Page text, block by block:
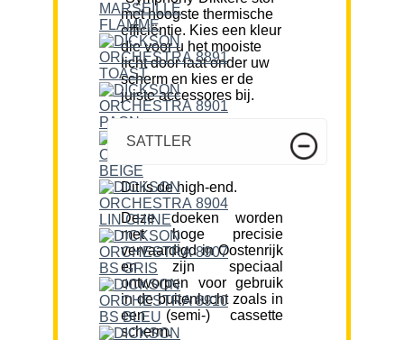
met hoogste thermische
efficiëntie. Kies een kleur
die voor u het mooiste
licht door laat onder uw
scherm en kies er de
juiste accessores bij.
SATTLER
Dit is de high-end.
Deze doeken worden
met hoge precisie
vervaardigd in Oostenrijk
en zijn speciaal
ontworpen voor gebruik
in de buitenlucht zoals in
een (semi-) cassette
scherm.